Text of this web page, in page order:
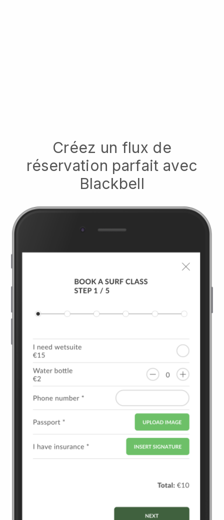
Créez un flux de
réservation parfait avec
Blackbell